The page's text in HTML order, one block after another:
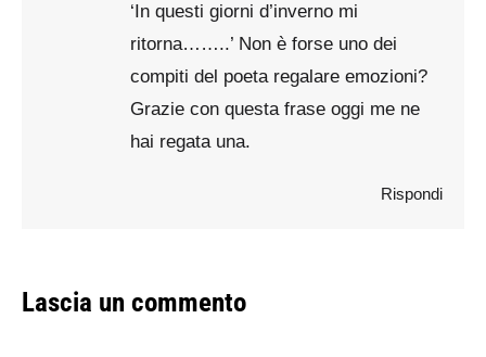
‘In questi giorni d’inverno mi
ritorna……..’ Non è forse uno dei
compiti del poeta regalare emozioni?
Grazie con questa frase oggi me ne
hai regata una.
Rispondi
Lascia un commento